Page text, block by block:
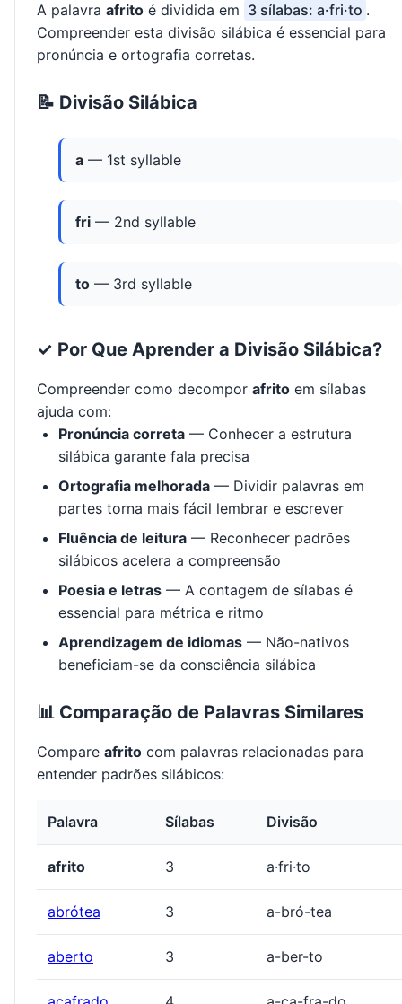
A palavra afrito é dividida em 3 sílabas: a·fri·to .
Compreender esta divisão silábica é essencial para
pronúncia e ortografia corretas.
📝 Divisão Silábica
a — 1st syllable
fri — 2nd syllable
to — 3rd syllable
✓ Por Que Aprender a Divisão Silábica?
Compreender como decompor afrito em sílabas
ajuda com:
Pronúncia correta — Conhecer a estrutura
silábica garante fala precisa
Ortografia melhorada — Dividir palavras em
partes torna mais fácil lembrar e escrever
Fluência de leitura — Reconhecer padrões
silábicos acelera a compreensão
Poesia e letras — A contagem de sílabas é
essencial para métrica e ritmo
Aprendizagem de idiomas — Não-nativos
beneficiam-se da consciência silábica
📊 Comparação de Palavras Similares
Compare afrito com palavras relacionadas para
entender padrões silábicos:
Palavra Sílabas Divisão
afrito 3 a·fri·to
abrótea 3 a-bró-tea
aberto 3 a-ber-to